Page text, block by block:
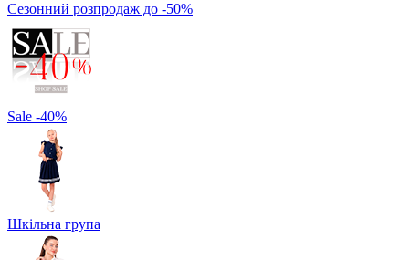
Сезонний розпродаж до -50%
Sale -40%
Шкільна група